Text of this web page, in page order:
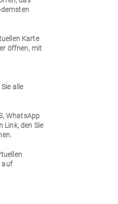
Karte
öffnen, mit
alle
WhatsApp
Link, den Sie
auf